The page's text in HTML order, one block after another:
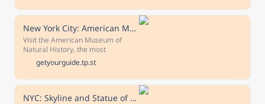
State Building, see it all from the
best viewpoint in New York City.
New York City: American Museum of Natural History Ticket
Visit the American Museum of
Natural History, the most
interactive natural history museum
in the world, including the new
Gilder Center. Upgrade your entry
ticket to include a special
exhibition.
getyourguide.tp.st
NYC: Skyline and Statue of Liberty Night Cruise